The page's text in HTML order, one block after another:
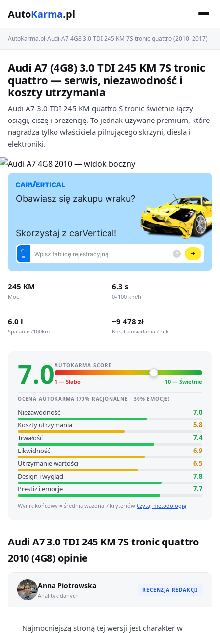
AutoKarma.pl
AutoKarma.pl›Audi›A7 4G8 3.0 TDI 245 KM 7S tronic quattro (2010–2017)
Audi A7 (4G8) 3.0 TDI 245 KM 7S tronic
quattro — serwis, niezawodność i
koszty utrzymania
Audi A7 3.0 TDI 245 KM quattro S tronic świetnie łączy
osiągi, ciszę i prezencję. To jednak używane premium, które
nagradza tylko właściciela pilnującego skrzyni, diesla i
elektroniki.
245 KM
Moc
6.3 s
0–100 km/h
6.0 l
Spalanie /100km
~9 478 zł
Koszt posiadania / rok
7.0AUTOKARMA SCORE
1 — Słabo 10 — Świetnie
OCENA AUTOKARMA (70% RACJONALNE · 30% EMOCJE)
Niezawodność
7.0
Koszty utrzymania
5.8
Trwałość
7.4
Likwidność
6.9
Utrzymanie wartości
6.5
Design i wygląd
7.8
Prestiż i emocje
7.7
Wynik końcowy = średnia ważona 7 kryteriów Czytaj metodologię
Audi A7 3.0 TDI 245 KM 7S tronic quattro
2010 (4G8) opinie
Anna Piotrowska
Analityk danych
RECENZJA REDAKCJI
Najmocniejszą stroną tej wersji jest charakter w